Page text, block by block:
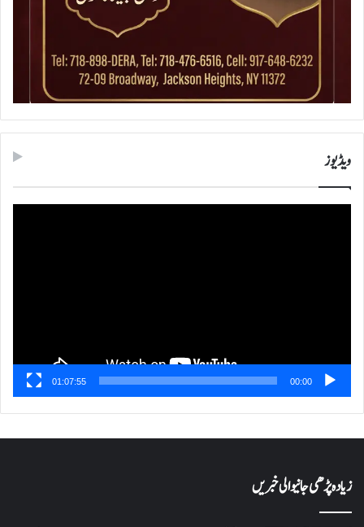
ویڈیوز
00:00
01:07:55
زیادہ پڑھی جانیوالی خبریں